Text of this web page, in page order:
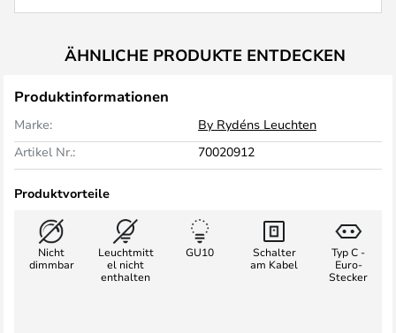
ÄHNLICHE PRODUKTE ENTDECKEN
Produktinformationen
Marke:
By Rydéns Leuchten
Artikel Nr.:
70020912
Produktvorteile
Nicht
dimmbar
Leuchtmitt
el nicht
enthalten
GU10
Schalter
am Kabel
Typ C -
Euro-
Stecker